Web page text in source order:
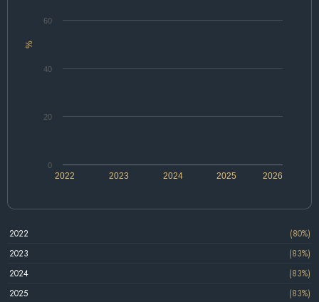
%
2022 2024 2026
2023 2025
0
20
40
60
2022
(80%)
2023
(83%)
2024
(83%)
2025
(83%)